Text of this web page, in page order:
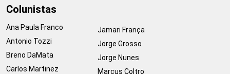
Colunistas
Ana Paula Franco
Antonio Tozzi
Breno DaMata
Carlos Martinez
Jamari França
Jorge Grosso
Jorge Nunes
Marcus Coltro